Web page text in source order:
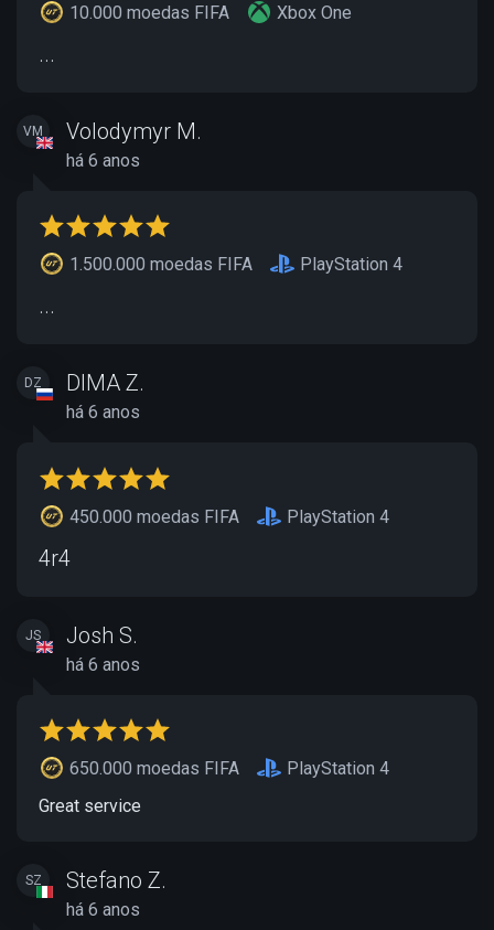
10.000 moedas FIFA Xbox One
...
VM Volodymyr M.
há 6 anos
1.500.000 moedas FIFA PlayStation 4
...
DZ DIMA Z.
há 6 anos
450.000 moedas FIFA PlayStation 4
4r4
JS Josh S.
há 6 anos
650.000 moedas FIFA
PlayStation 4
Great service
SZ Stefano Z.
há 6 anos